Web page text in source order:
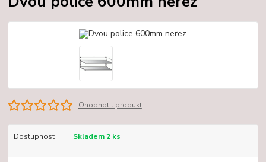
Ohodnotit produkt
Dostupnost Skladem 2 ks